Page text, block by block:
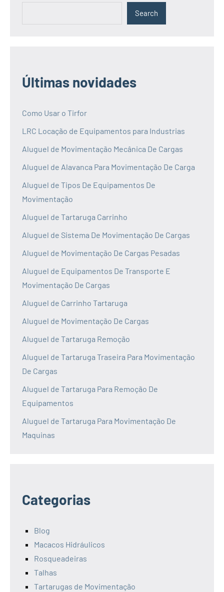
Search
Últimas novidades
Como Usar o Tirfor
LRC Locação de Equipamentos para Industrias
Aluguel de Movimentação Mecânica De Cargas
Aluguel de Alavanca Para Movimentação De Carga
Aluguel de Tipos De Equipamentos De
Movimentação
Aluguel de Tartaruga Carrinho
Aluguel de Sistema De Movimentação De Cargas
Aluguel de Movimentação De Cargas Pesadas
Aluguel de Equipamentos De Transporte E
Movimentação De Cargas
Aluguel de Carrinho Tartaruga
Aluguel de Movimentação De Cargas
Aluguel de Tartaruga Remoção
Aluguel de Tartaruga Traseira Para Movimentação
De Cargas
Aluguel de Tartaruga Para Remoção De
Equipamentos
Aluguel de Tartaruga Para Movimentação De
Maquinas
Categorias
Blog
Macacos Hidráulicos
Rosqueadeiras
Talhas
Tartarugas de Movimentação